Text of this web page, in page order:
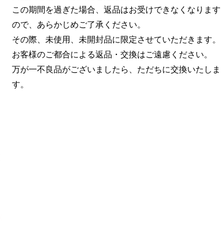
この期間を過ぎた場合、返品はお受けできなくなります
ので、あらかじめご了承ください。
その際、未使用、未開封品に限定させていただきます。
お客様のご都合による返品・交換はご遠慮ください。
万が一不良品がございましたら、ただちに交換いたしま
す。